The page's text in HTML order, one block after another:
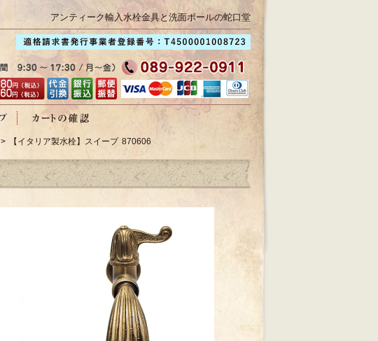
アンティーク輸入水栓金具と洗面ボールの蛇口堂
> 【イタリア製水栓】スイープ 870606